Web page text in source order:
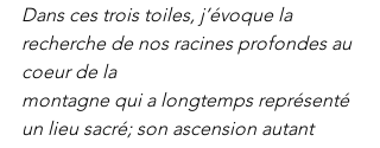
Dans ces trois toiles, j’évoque la
recherche de nos racines profondes au
coeur de la
montagne qui a longtemps représenté
un lieu sacré; son ascension autant